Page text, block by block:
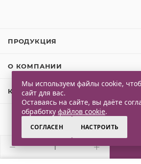
ПРОДУКЦИЯ
О КОМПАНИИ
КЛИЕНТАМ
Мы используем файлы cookie,
сайт для вас.
Оставаясь на сайте, вы даёте
обработку файлов cookie.
СОГЛАСЕН НАСТРОИТЬ